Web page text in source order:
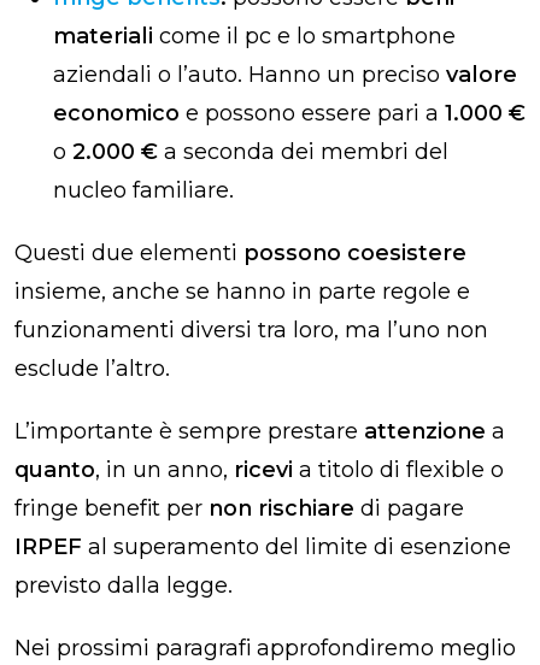
materiali come il pc e lo smartphone
aziendali o l’auto. Hanno un preciso valore
economico e possono essere pari a 1.000 €
o 2.000 € a seconda dei membri del
nucleo familiare.
Questi due elementi possono coesistere
insieme, anche se hanno in parte regole e
funzionamenti diversi tra loro, ma l’uno non
esclude l’altro.
L’importante è sempre prestare attenzione a
quanto, in un anno, ricevi a titolo di flexible o
fringe benefit per non rischiare di pagare
IRPEF al superamento del limite di esenzione
previsto dalla legge.
Nei prossimi paragrafi approfondiremo meglio